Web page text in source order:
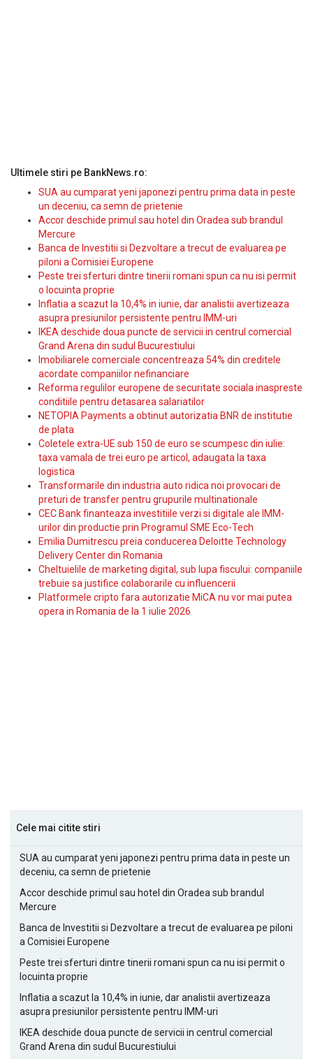
Ultimele stiri pe BankNews.ro:
SUA au cumparat yeni japonezi pentru prima data in peste
un deceniu, ca semn de prietenie
Accor deschide primul sau hotel din Oradea sub brandul
Mercure
Banca de Investitii si Dezvoltare a trecut de evaluarea pe
piloni a Comisiei Europene
Peste trei sferturi dintre tinerii romani spun ca nu isi permit
o locuinta proprie
Inflatia a scazut la 10,4% in iunie, dar analistii avertizeaza
asupra presiunilor persistente pentru IMM-uri
IKEA deschide doua puncte de servicii in centrul comercial
Grand Arena din sudul Bucurestiului
Imobiliarele comerciale concentreaza 54% din creditele
acordate companiilor nefinanciare
Reforma regulilor europene de securitate sociala inaspreste
conditiile pentru detasarea salariatilor
NETOPIA Payments a obtinut autorizatia BNR de institutie
de plata
Coletele extra-UE sub 150 de euro se scumpesc din iulie:
taxa vamala de trei euro pe articol, adaugata la taxa
logistica
Transformarile din industria auto ridica noi provocari de
preturi de transfer pentru grupurile multinationale
CEC Bank finanteaza investitiile verzi si digitale ale IMM-
urilor din productie prin Programul SME Eco-Tech
Emilia Dumitrescu preia conducerea Deloitte Technology
Delivery Center din Romania
Cheltuielile de marketing digital, sub lupa fiscului: companiile
trebuie sa justifice colaborarile cu influencerii
Platformele cripto fara autorizatie MiCA nu vor mai putea
opera in Romania de la 1 iulie 2026
Cele mai citite stiri
SUA au cumparat yeni japonezi pentru prima data in peste un
deceniu, ca semn de prietenie
Accor deschide primul sau hotel din Oradea sub brandul
Mercure
Banca de Investitii si Dezvoltare a trecut de evaluarea pe piloni
a Comisiei Europene
Peste trei sferturi dintre tinerii romani spun ca nu isi permit o
locuinta proprie
Inflatia a scazut la 10,4% in iunie, dar analistii avertizeaza
asupra presiunilor persistente pentru IMM-uri
IKEA deschide doua puncte de servicii in centrul comercial
Grand Arena din sudul Bucurestiului